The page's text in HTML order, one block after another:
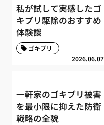
私が試して実感したゴ
キブリ駆除のおすすめ
体験談
2026.06.07
ゴキブリ
一軒家のゴキブリ被害
を最小限に抑えた防衛
戦略の全貌